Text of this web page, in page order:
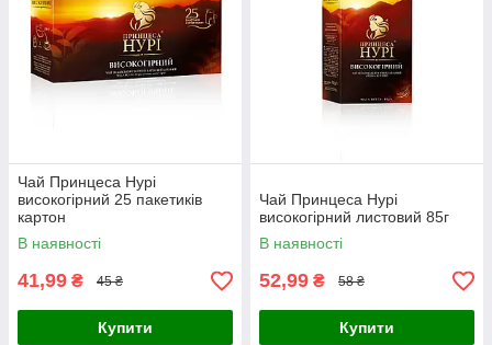
Чай Принцеса Нурі
високогірний 25 пакетиків
картон
В наявності
41,99 ₴ 45 ₴
Купити
Чай Принцеса Нурі
високогірний листовий 85г
В наявності
52,99 ₴ 58 ₴
Купити